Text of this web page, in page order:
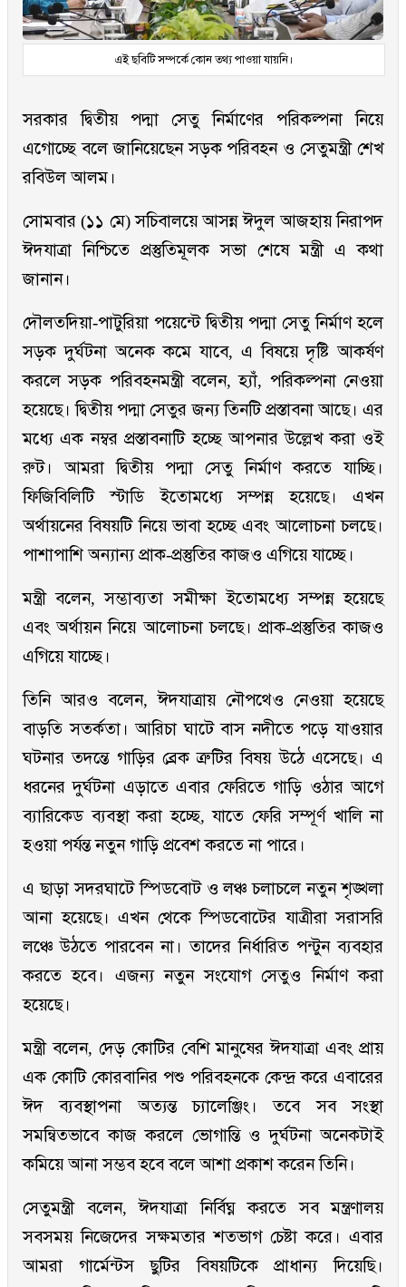
এই ছবিটি সম্পর্কে কোন তথ্য পাওয়া যায়নি।
সরকার দ্বিতীয় পদ্মা সেতু নির্মাণের পরিকল্পনা নিয়ে
এগোচ্ছে বলে জানিয়েছেন সড়ক পরিবহন ও সেতুমন্ত্রী শেখ
রবিউল আলম।
সোমবার (১১ মে) সচিবালয়ে আসন্ন ঈদুল আজহায় নিরাপদ
ঈদযাত্রা নিশ্চিতে প্রস্তুতিমূলক সভা শেষে মন্ত্রী এ কথা
জানান।
দৌলতদিয়া-পাটুরিয়া পয়েন্টে দ্বিতীয় পদ্মা সেতু নির্মাণ হলে
সড়ক দুর্ঘটনা অনেক কমে যাবে, এ বিষয়ে দৃষ্টি আকর্ষণ
করলে সড়ক পরিবহনমন্ত্রী বলেন, হ্যাঁ, পরিকল্পনা নেওয়া
হয়েছে। দ্বিতীয় পদ্মা সেতুর জন্য তিনটি প্রস্তাবনা আছে। এর
মধ্যে এক নম্বর প্রস্তাবনাটি হচ্ছে আপনার উল্লেখ করা ওই
রুট। আমরা দ্বিতীয় পদ্মা সেতু নির্মাণ করতে যাচ্ছি।
ফিজিবিলিটি স্টাডি ইতোমধ্যে সম্পন্ন হয়েছে। এখন
অর্থায়নের বিষয়টি নিয়ে ভাবা হচ্ছে এবং আলোচনা চলছে।
পাশাপাশি অন্যান্য প্রাক-প্রস্তুতির কাজও এগিয়ে যাচ্ছে।
মন্ত্রী বলেন, সম্ভাব্যতা সমীক্ষা ইতোমধ্যে সম্পন্ন হয়েছে
এবং অর্থায়ন নিয়ে আলোচনা চলছে। প্রাক-প্রস্তুতির কাজও
এগিয়ে যাচ্ছে।
তিনি আরও বলেন, ঈদযাত্রায় নৌপথেও নেওয়া হয়েছে
বাড়তি সতর্কতা। আরিচা ঘাটে বাস নদীতে পড়ে যাওয়ার
ঘটনার তদন্তে গাড়ির ব্রেক ত্রুটির বিষয় উঠে এসেছে। এ
ধরনের দুর্ঘটনা এড়াতে এবার ফেরিতে গাড়ি ওঠার আগে
ব্যারিকেড ব্যবস্থা করা হচ্ছে, যাতে ফেরি সম্পূর্ণ খালি না
হওয়া পর্যন্ত নতুন গাড়ি প্রবেশ করতে না পারে।
এ ছাড়া সদরঘাটে স্পিডবোট ও লঞ্চ চলাচলে নতুন শৃঙ্খলা
আনা হয়েছে। এখন থেকে স্পিডবোটের যাত্রীরা সরাসরি
লঞ্চে উঠতে পারবেন না। তাদের নির্ধারিত পন্টুন ব্যবহার
করতে হবে। এজন্য নতুন সংযোগ সেতুও নির্মাণ করা
হয়েছে।
মন্ত্রী বলেন, দেড় কোটির বেশি মানুষের ঈদযাত্রা এবং প্রায়
এক কোটি কোরবানির পশু পরিবহনকে কেন্দ্র করে এবারের
ঈদ ব্যবস্থাপনা অত্যন্ত চ্যালেঞ্জিং। তবে সব সংস্থা
সমন্বিতভাবে কাজ করলে ভোগান্তি ও দুর্ঘটনা অনেকটাই
কমিয়ে আনা সম্ভব হবে বলে আশা প্রকাশ করেন তিনি।
সেতুমন্ত্রী বলেন, ঈদযাত্রা নির্বিঘ্ন করতে সব মন্ত্রণালয়
সবসময় নিজেদের সক্ষমতার শতভাগ চেষ্টা করে। এবার
আমরা গার্মেন্টস ছুটির বিষয়টিকে প্রাধান্য দিয়েছি।